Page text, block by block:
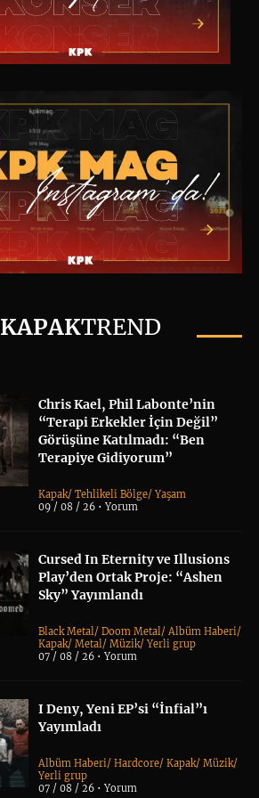
KAPAKTREND
Chris Kael, Phil Labonte’nin
“Terapi Erkekler İçin Değil”
Görüşüne Katılmadı: “Ben
Terapiye Gidiyorum”
Kapak/Tehlikeli Bölge/Yaşam
09 / 08 / 26 •Yorum
Cursed In Eternity ve Illusions
Play’den Ortak Proje: “Ashen
Sky” Yayımlandı
Black Metal/Doom Metal/Albüm Haberi/
Kapak/Metal/Müzik/Yerli grup
07 / 08 / 26 •Yorum
I Deny, Yeni EP’si “İnfial”ı
Yayımladı
Albüm Haberi/Hardcore/Kapak/Müzik/
Yerli grup
07 / 08 / 26 •Yorum